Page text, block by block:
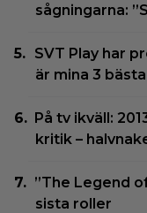
sågningarna:
SVT Play har
är mina 3
På tv ikväll:
kritik –
”The Legend
sista roller